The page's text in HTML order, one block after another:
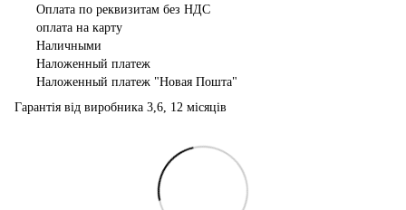
Оплата по реквизитам без НДС
оплата на карту
Наличными
Наложенный платеж
Наложенный платеж "Новая Пошта"
Гарантія від виробника 3,6, 12 місяців